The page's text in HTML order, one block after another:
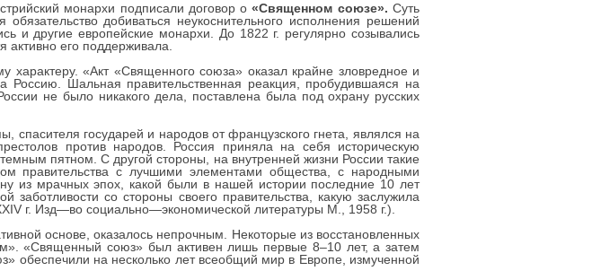
монархи подписали договор о«Священном союзе». Суть
добиваться неукоснительного исполнения решений
и другие европейские монархи. До 1822 г. регулярно созывались
его поддерживала.
«Акт «Священного союза» оказал крайне зловредное и
Шальная правительственная реакция, пробудившаяся на
не было никакого дела, поставлена была под охрану русских
государей и народов от французского гнета, являлся на
против народов. Россия приняла на себя историческую
пятном. С другой стороны, на внутренней жизни России такие
правительства с лучшими элементами общества, с народными
из мрачных эпох, какой были в нашей истории последние 10 лет
заботливости со стороны своего правительства, какую заслужила
г. Изд—во социально—экономической литературы М., 1958 г.).
основе, оказалось непрочным. Некоторые из восстановленных
«Священный союз» был активен лишь первые 8–10 лет, а затем
обеспечили на несколько лет всеобщий мир в Европе, измученной